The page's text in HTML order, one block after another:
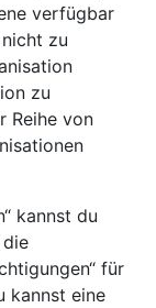
verfügbar
zu
zu
Reihe von
kannst du
für
kannst eine